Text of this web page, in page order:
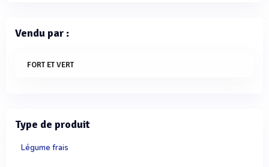
Vendu par :
FORT ET VERT
Type de produit
Légume frais